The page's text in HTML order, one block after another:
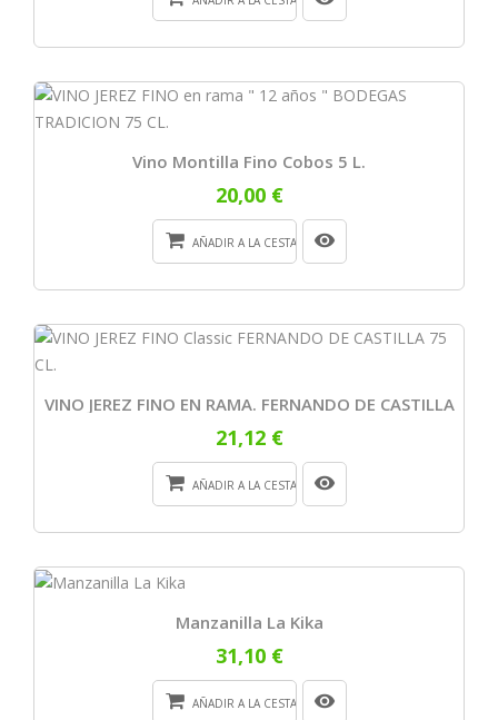
Vino Montilla Fino Cobos 5 L.
20,00 €
AÑADIR A LA CESTA
VINO JEREZ FINO EN RAMA. FERNANDO DE CASTILLA
21,12 €
AÑADIR A LA CESTA
Manzanilla La Kika
31,10 €
AÑADIR A LA CESTA